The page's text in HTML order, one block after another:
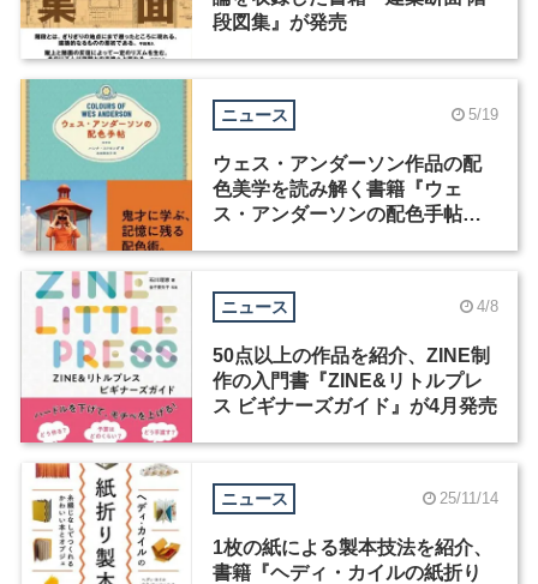
段図集』が発売
ニュース 5/19
ウェス・アンダーソン作品の配
色美学を読み解く書籍『ウェ
ス・アンダーソンの配色手帖』
ニュース 4/8
50点以上の作品を紹介、ZINE制
作の入門書『ZINE&リトルプレ
ス ビギナーズガイド』が4月発売
ニュース 25/11/14
1枚の紙による製本技法を紹介、
書籍『ヘディ・カイルの紙折り